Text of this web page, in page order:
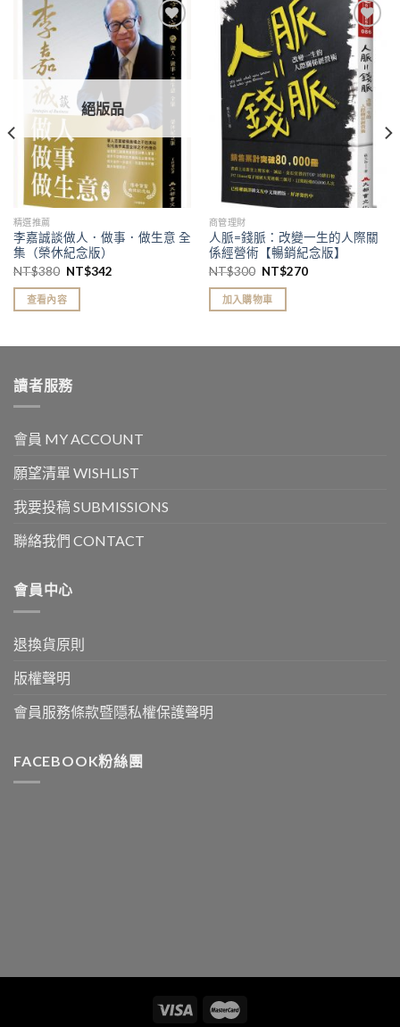
加入
「願
望清
單」
絕版品
精選推薦
李嘉誠談做人．做事．做生意 全
集（榮休紀念版）
NT$380 NT$342
查看內容
加入
「願
望清
單」
商管理財
人脈=錢脈：改變一生的人際關
係經營術【暢銷紀念版】
NT$300 NT$270
加入購物車
讀者服務
會員 MY ACCOUNT
願望清單 WISHLIST
我要投稿 SUBMISSIONS
聯絡我們 CONTACT
會員中心
退換貨原則
版權聲明
會員服務條款暨隱私權保護聲明
FACEBOOK粉絲團